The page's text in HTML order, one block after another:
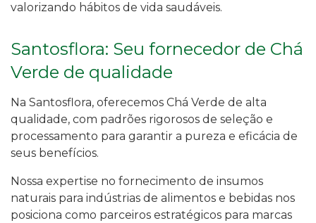
valorizando hábitos de vida saudáveis.
Santosflora: Seu fornecedor de Chá
Verde de qualidade
Na Santosflora, oferecemos Chá Verde de alta
qualidade, com padrões rigorosos de seleção e
processamento para garantir a pureza e eficácia de
seus benefícios.
Nossa expertise no fornecimento de insumos
naturais para indústrias de alimentos e bebidas nos
posiciona como parceiros estratégicos para marcas